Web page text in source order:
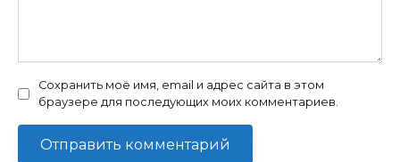
Сохранить моё имя, email и адрес сайта в этом
браузере для последующих моих комментариев.